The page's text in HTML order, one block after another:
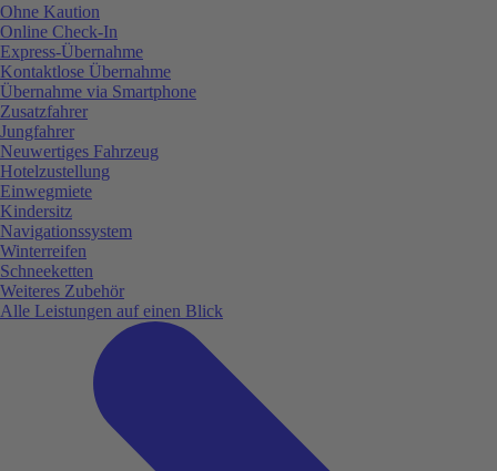
Ohne Kaution
Online Check-In
Express-Übernahme
Kontaktlose Übernahme
Übernahme via Smartphone
Zusatzfahrer
Jungfahrer
Neuwertiges Fahrzeug
Hotelzustellung
Einwegmiete
Kindersitz
Navigationssystem
Winterreifen
Schneeketten
Weiteres Zubehör
Alle Leistungen auf einen Blick